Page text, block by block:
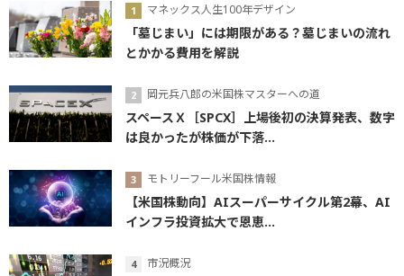
マネックス人生100年デザイン
「墓じまい」には期限がある？墓じまいの流れ
とかかる費用を解説
岡元兵八郎の米国株マスターへの道
スペースＸ［SPCX］上場後初の決算発表、数字
は良かったが株価が下落...
モトリーフール米国株情報
【米国株動向】AIスーパーサイクル第2幕、AI
インフラ投資拡大で恩恵...
市況概況